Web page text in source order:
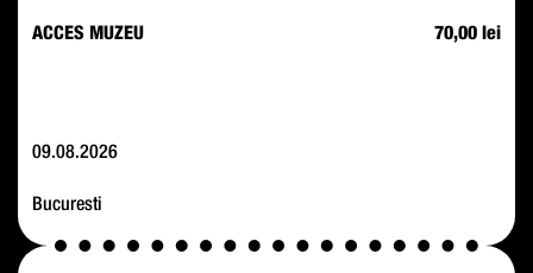
ACCES MUZEU 70,00 lei
09.08.2026
Bucuresti